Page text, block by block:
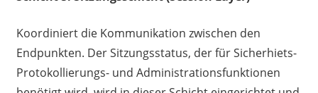
Koordiniert die Kommunikation zwischen den
Endpunkten. Der Sitzungsstatus, der für Sicherhiets-
Protokollierungs- und Administrationsfunktionen